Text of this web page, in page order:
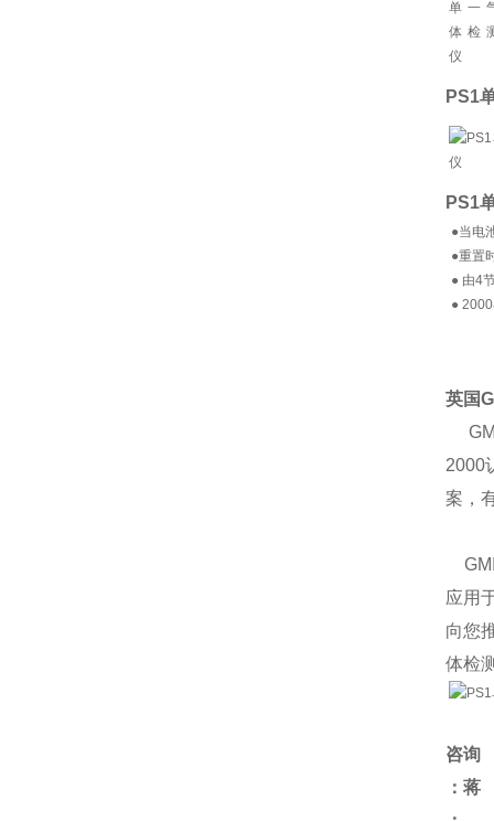
PS1
PS1
●当电
●重置
● 由4
●
英国
GMI
2000
案，
GMI
应用
向您
体检
咨询
：蒋